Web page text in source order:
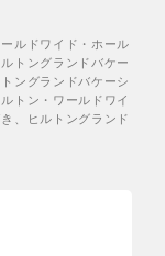
ルドワイド・ホール
トングランドバケー
ングランドバケーシ
トン・ワールドワイ
、ヒルトングランド